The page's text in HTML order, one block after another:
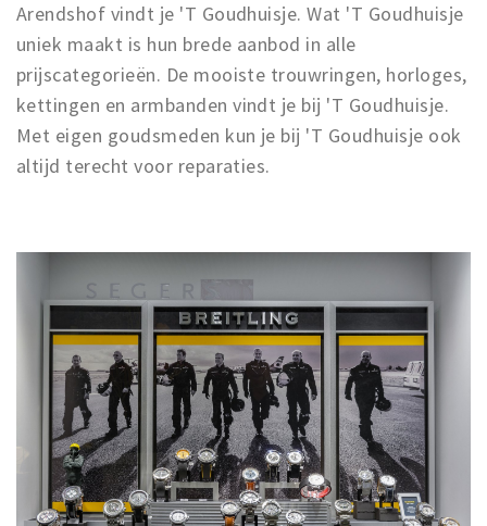
Arendshof vindt je 'T Goudhuisje. Wat 'T Goudhuisje
uniek maakt is hun brede aanbod in alle
prijscategorieën. De mooiste trouwringen, horloges,
kettingen en armbanden vindt je bij 'T Goudhuisje.
Met eigen goudsmeden kun je bij 'T Goudhuisje ook
altijd terecht voor reparaties.